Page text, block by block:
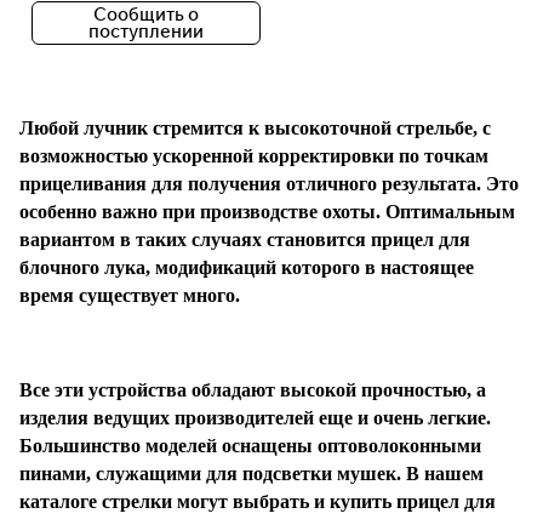
Сообщить о
поступлении
Любой лучник стремится к высокоточной стрельбе, с
возможностью ускоренной корректировки по точкам
прицеливания для получения отличного результата. Это
особенно важно при производстве охоты. Оптимальным
вариантом в таких случаях становится прицел для
блочного лука, модификаций которого в настоящее
время существует много.
Все эти устройства обладают высокой прочностью, а
изделия ведущих производителей еще и очень легкие.
Большинство моделей оснащены оптоволоконными
пинами, служащими для подсветки мушек. В нашем
каталоге стрелки могут выбрать и купить прицел для